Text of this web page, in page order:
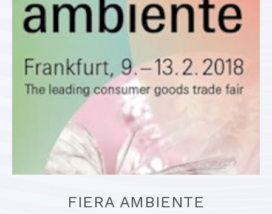
FIERA AMBIENTE